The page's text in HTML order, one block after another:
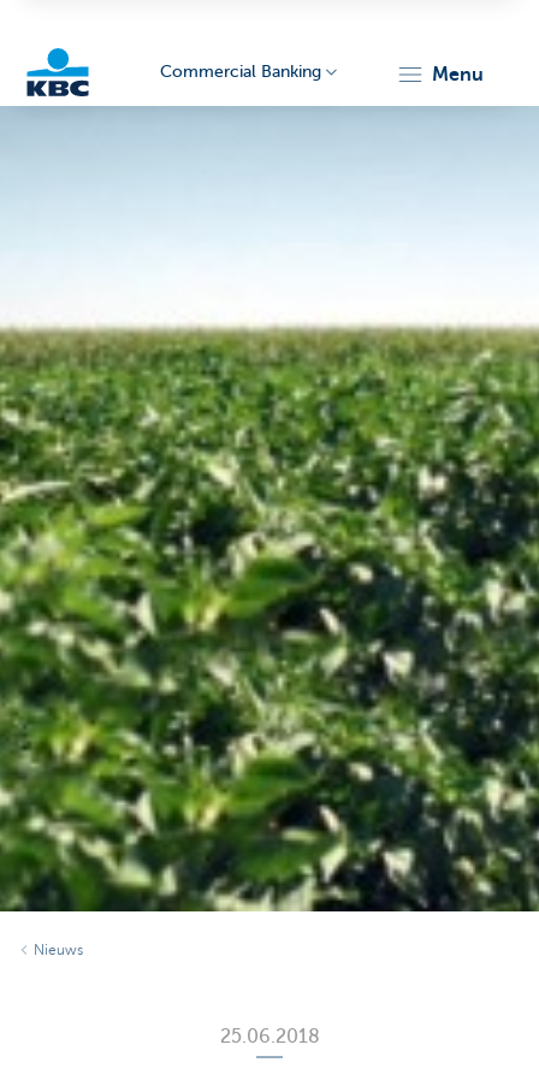
Corporate
Commercial Banking menu
Nieuws
25.06.2018